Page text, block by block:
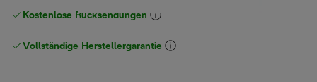
Kostenlose Rücksendungen
Vollständige Herstellergarantie